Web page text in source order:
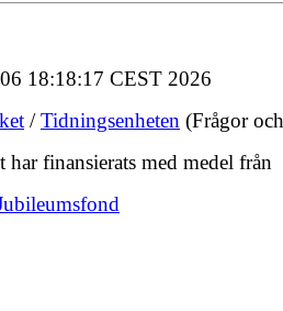
18:18:17 CEST 2026
/Tidningsenheten (Frågor
finansierats med medel från